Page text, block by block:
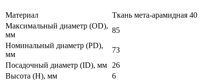
Материал
Ткань мета-арамидная 40
Максимальный диаметр (OD),
мм
85
Номинальный диаметр (PD),
мм
73
Посадочный диаметр (ID), мм
26
Высота (H), мм
6